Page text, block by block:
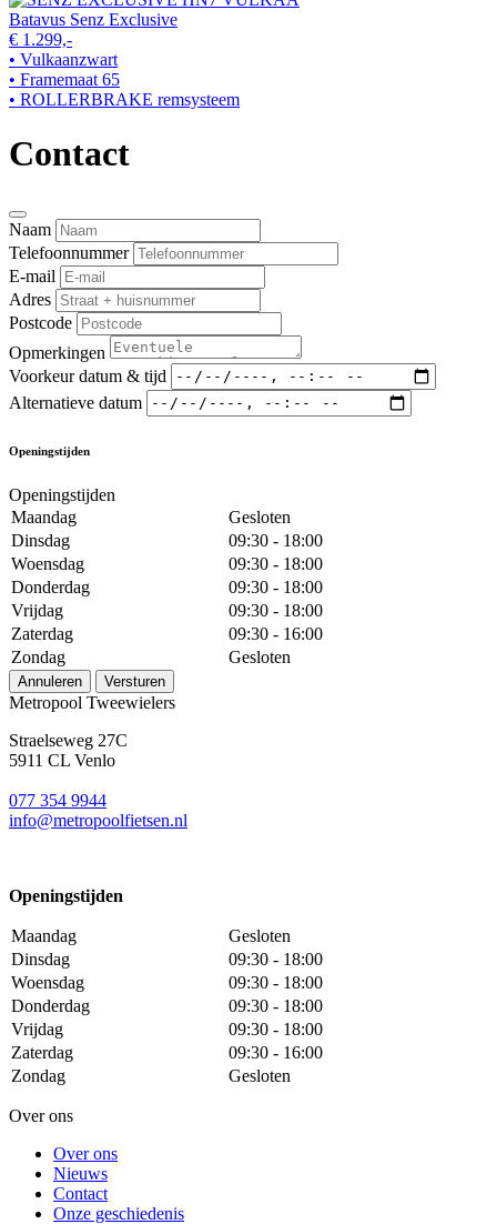
Batavus Senz Exclusive
€ 1.299,-
• Vulkaanzwart
• Framemaat 65
• ROLLERBRAKE remsysteem
Contact
Naam
Telefoonnummer
E-mail
Adres
Postcode
Opmerkingen
Voorkeur datum & tijd
Alternatieve datum
Openingstijden
Openingstijden
Maandag
Gesloten
Dinsdag
09:30 - 18:00
Woensdag
09:30 - 18:00
Donderdag
09:30 - 18:00
Vrijdag
09:30 - 18:00
Zaterdag
09:30 - 16:00
Zondag
Gesloten
Annuleren Versturen
Metropool Tweewielers
Straelseweg 27C
5911 CL Venlo
077 354 9944
info@metropoolfietsen.nl
Openingstijden
Maandag
Gesloten
Dinsdag
09:30 - 18:00
Woensdag
09:30 - 18:00
Donderdag
09:30 - 18:00
Vrijdag
09:30 - 18:00
Zaterdag
09:30 - 16:00
Zondag
Gesloten
Over ons
Over ons
Nieuws
Contact
Onze geschiedenis